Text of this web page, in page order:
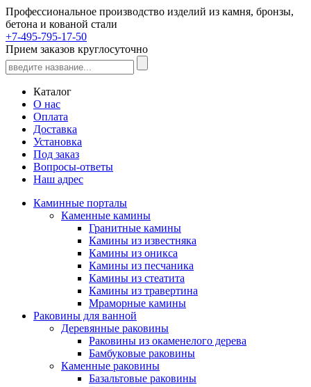
Профессиональное производство изделий из камня, бронзы,
бетона и кованой стали
+7-495-795-17-50
Прием заказов круглосуточно
Каталог
О нас
Оплата
Доставка
Установка
Под заказ
Вопросы-ответы
Наш адрес
Каминные порталы
Каменные камины
Гранитные камины
Камины из известняка
Камины из оникса
Камины из песчаника
Камины из стеатита
Камины из травертина
Мраморные камины
Раковины для ванной
Деревянные раковины
Раковины из окаменелого дерева
Бамбуковые раковины
Каменные раковины
Базальтовые раковины